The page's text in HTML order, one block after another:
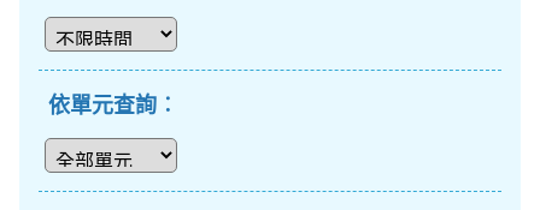
依單元查詢︰